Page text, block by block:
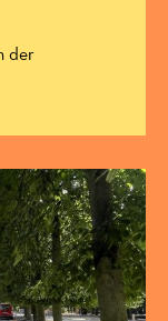
der